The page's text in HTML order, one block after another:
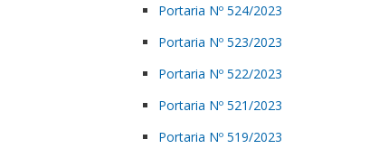
Portaria Nº 524/2023
Portaria Nº 523/2023
Portaria Nº 522/2023
Portaria Nº 521/2023
Portaria Nº 519/2023